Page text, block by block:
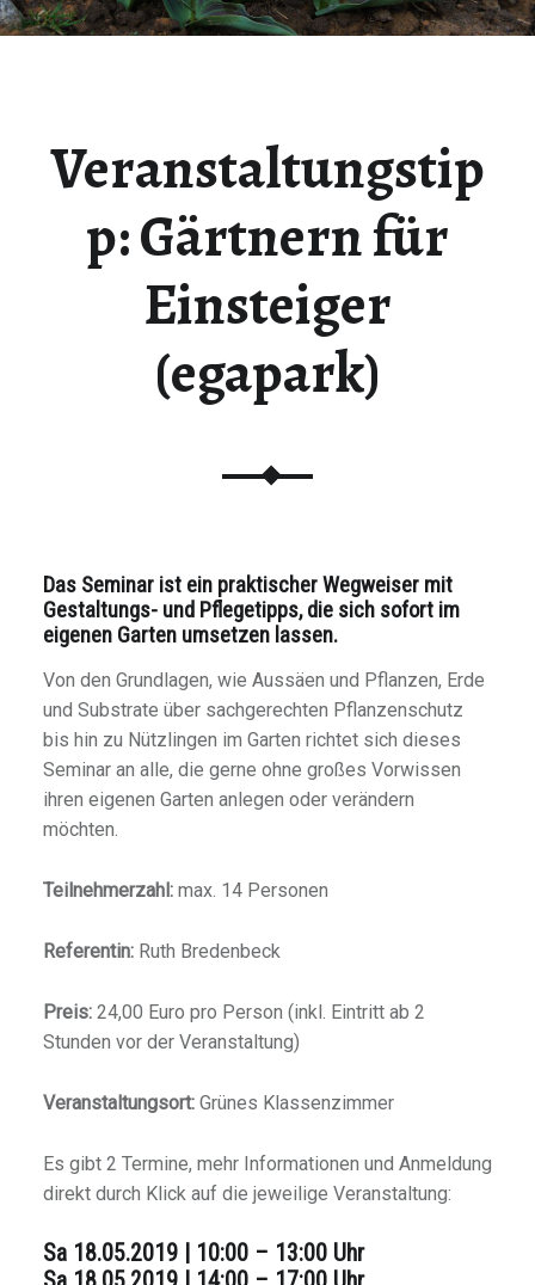
Veranstaltungstip
p: Gärtnern für
Einsteiger
(egapark)
Das Seminar ist ein praktischer Wegweiser mit
Gestaltungs- und Pflegetipps, die sich sofort im
eigenen Garten umsetzen lassen.
Von den Grundlagen, wie Aussäen und Pflanzen, Erde
und Substrate über sachgerechten Pflanzenschutz
bis hin zu Nützlingen im Garten richtet sich dieses
Seminar an alle, die gerne ohne großes Vorwissen
ihren eigenen Garten anlegen oder verändern
möchten.
Teilnehmerzahl: max. 14 Personen
Referentin:Ruth Bredenbeck
Preis: 24,00 Euro pro Person (inkl. Eintritt ab 2
Stunden vor der Veranstaltung)
Veranstaltungsort:Grünes Klassenzimmer
Es gibt 2 Termine, mehr Informationen und Anmeldung
direkt durch Klick auf die jeweilige Veranstaltung:
Sa 18.05.2019 | 10:00 – 13:00 Uhr